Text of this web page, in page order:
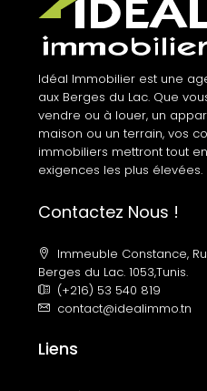
Idéal Immobilier est une
aux Berges du Lac. Que
vendre ou à louer, un
maison ou un terrain, vos
immobiliers mettront tout
exigences les plus élevées.
Contactez Nous !
Immeuble Constance,
Berges du Lac. 1053,Tunis.
(+216) 53 540 819
contact@idealimmo.tn
Liens